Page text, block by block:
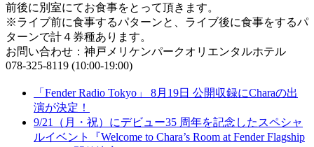
前後に別室にてお食事をとって頂きます。
※ライブ前に食事するパターンと、ライブ後に食事をするパ
ターンで計４券種あります。
お問い合わせ：神戸メリケンパークオリエンタルホテル
078-325-8119 (10:00-19:00)
「Fender Radio Tokyo」 8月19日 公開収録にCharaの出
演が決定！
9/21（月・祝）にデビュー35 周年を記念したスペシャ
ルイベント『Welcome to Chara’s Room at Fender Flagship